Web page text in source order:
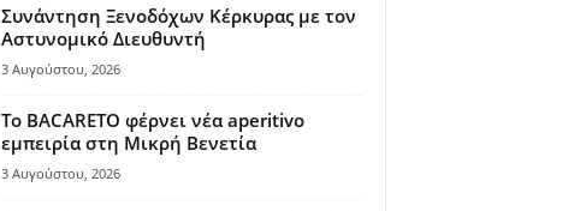
Συνάντηση Ξενοδόχων Κέρκυρας με τον
Αστυνομικό Διευθυντή
3 Αυγούστου, 2026
Το BACARETO φέρνει νέα aperitivo
εμπειρία στη Μικρή Βενετία
3 Αυγούστου, 2026